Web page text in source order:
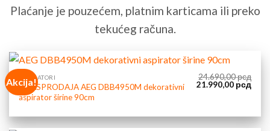
Plaćanje je pouzećem, platnim karticama ili preko
tekućeg računa.
Akcija!ASPIRATORI
– RASPRODAJA AEG DBB4950M dekorativni
aspirator širine 90cm
24.690,00рсд
Originalna
24.690,00 рсд.
21.990,00 рсд
cena